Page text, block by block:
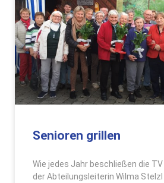
Senioren grillen
Wie jedes Jahr beschließen die
der Abteilungsleiterin Wilma